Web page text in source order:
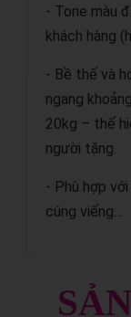
- Tone màu
khách hàng
- Bề thế và
ngang
20kg – thể
người tặng.
- Phù hợp
cúng viếng…